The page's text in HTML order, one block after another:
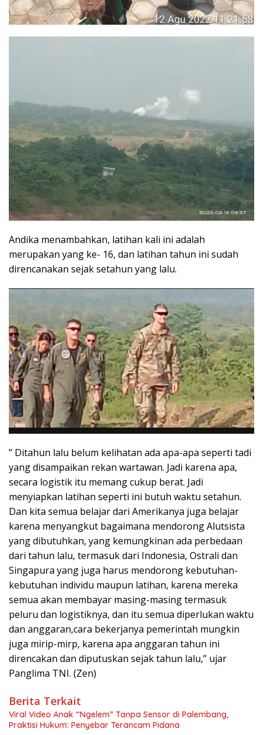
Andika menambahkan, latihan kali ini adalah
merupakan yang ke- 16, dan latihan tahun ini sudah
direncanakan sejak setahun yang lalu.
” Ditahun lalu belum kelihatan ada apa-apa seperti tadi
yang disampaikan rekan wartawan. Jadi karena apa,
secara logistik itu memang cukup berat. Jadi
menyiapkan latihan seperti ini butuh waktu setahun.
Dan kita semua belajar dari Amerikanya juga belajar
karena menyangkut bagaimana mendorong Alutsista
yang dibutuhkan, yang kemungkinan ada perbedaan
dari tahun lalu, termasuk dari Indonesia, Ostrali dan
Singapura yang juga harus mendorong kebutuhan-
kebutuhan individu maupun latihan, karena mereka
semua akan membayar masing-masing termasuk
peluru dan logistiknya, dan itu semua diperlukan waktu
dan anggaran,cara bekerjanya pemerintah mungkin
juga mirip-mirp, karena apa anggaran tahun ini
direncakan dan diputuskan sejak tahun lalu,” ujar
Panglima TNI. (Zen)
Berita Terkait
Viral Video Anak “Ngelem” Tanpa Sensor di Palembang,
Praktisi Hukum: Penyebar Terancam Pidana